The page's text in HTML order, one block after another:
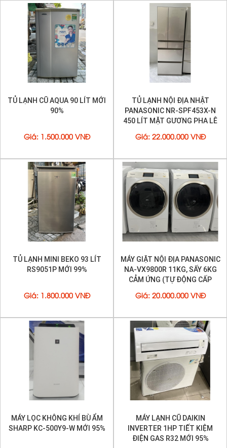
TỦ LẠNH CŨ AQUA 90 LÍT MỚI
90%
Giá : 1.500.000 VNĐ
TỦ LẠNH NỘI ĐỊA NHẬT
PANASONIC NR-SPF453X-N
450 LÍT MẶT GƯƠNG PHA LÊ
Giá : 22.000.000 VNĐ
TỦ LẠNH MINI BEKO 93 LÍT
RS9051P MỚI 99%
Giá: 1.800.000 VNĐ
MÁY GIẶT NỘI ĐỊA PANASONIC
NA-VX9800R 11KG, SẤY 6KG
CẢM ỨNG (TỰ ĐỘNG CẤP
Giá: 20.000.000 VNĐ
MÁY LỌC KHÔNG KHÍ BÙ ẨM
SHARP KC-500Y9-W MỚI 95%
MÁY LẠNH CŨ DAIKIN
INVERTER 1HP TIẾT KIỆM
ĐIỆN GAS R32 MỚI 95%